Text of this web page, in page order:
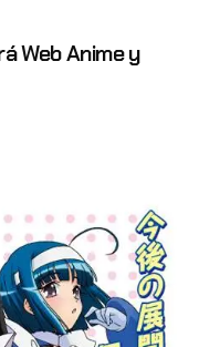
Web Anime y